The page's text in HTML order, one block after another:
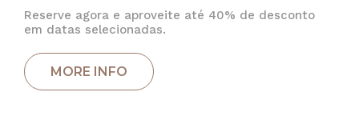
Reserve agora e aproveite até 40% de desconto
em datas selecionadas.